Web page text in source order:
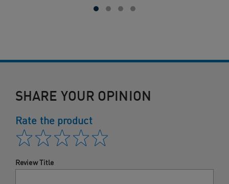
SHARE YOUR OPINION
Rate the product
Review Title